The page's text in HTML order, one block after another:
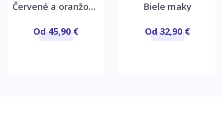
Červené a oranžové maky
Od 45,90 €
Biele maky
Od 32,90 €